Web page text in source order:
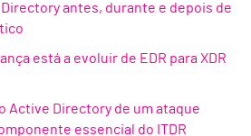
antes, durante e depois de
está a evoluir de EDR para XDR
Active Directory de um ataque
essencial do ITDR